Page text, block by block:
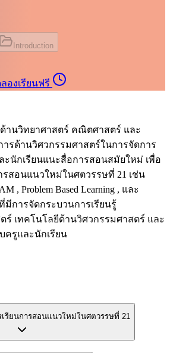
Introduction
องเรียนฟรี
ด้านวิทยาศาสตร์ คณิตศาสตร์ และ
รด้านวิศวกรรมศาสตร์ในการจัดการ
ะนักเรียนแนะสื่อการสอนสมัยใหม่ เพื่อ
รสอนแนวใหม่ในศตวรรษที่ 21 เช่น
, Problem Based Learning , และ
ที่มีการจัดกระบวนการเรียนรู้
เทคโนโลยีด้านวิศวกรรมศาสตร์ และ
ครูและนักเรียน
รียนการสอนแนวใหม่ในศตวรรษที่ 21